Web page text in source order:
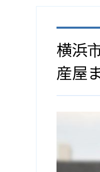
横浜
産屋